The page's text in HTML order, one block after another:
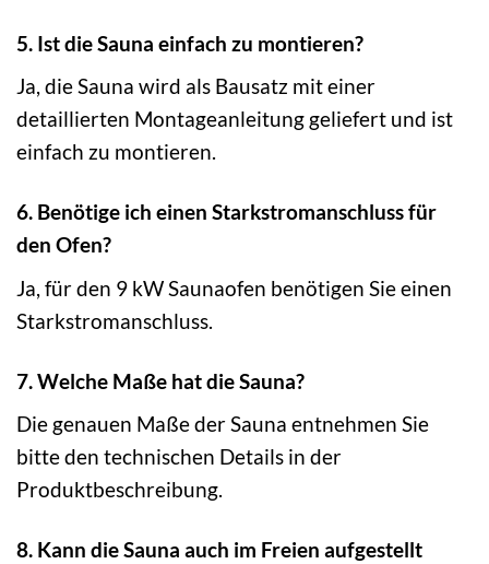
5. Ist die Sauna einfach zu montieren?
Ja, die Sauna wird als Bausatz mit einer
detaillierten Montageanleitung geliefert und ist
einfach zu montieren.
6. Benötige ich einen Starkstromanschluss für
den Ofen?
Ja, für den 9 kW Saunaofen benötigen Sie einen
Starkstromanschluss.
7. Welche Maße hat die Sauna?
Die genauen Maße der Sauna entnehmen Sie
bitte den technischen Details in der
Produktbeschreibung.
8. Kann die Sauna auch im Freien aufgestellt